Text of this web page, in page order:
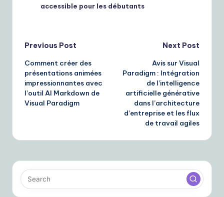
accessible pour les débutants
Post
navigation
Previous Post
Comment créer des
présentations animées
impressionnantes avec
l’outil AI Markdown de
Visual Paradigm
Next Post
Avis sur Visual
Paradigm : Intégration
de l’intelligence
artificielle générative
dans l’architecture
d’entreprise et les flux
de travail agiles